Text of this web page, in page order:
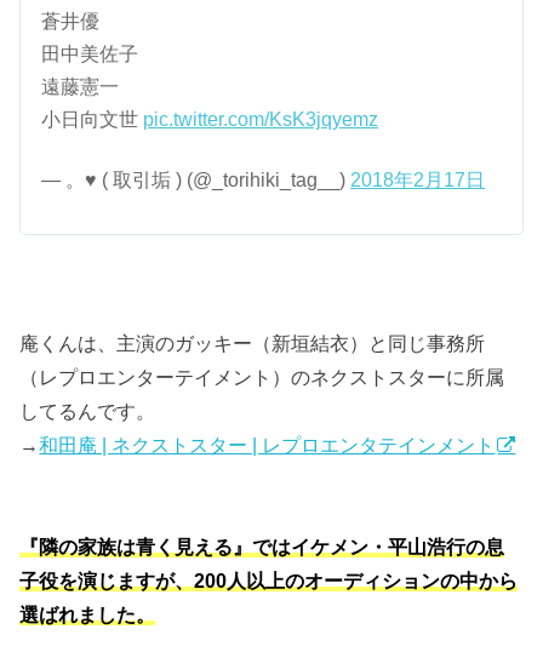
蒼井優
田中美佐子
遠藤憲一
小日向文世 pic.twitter.com/KsK3jqyemz
— 。♥ ( 取引垢 ) (@_torihiki_tag__) 2018年2月17日
庵くんは、主演のガッキー（新垣結衣）と同じ事務所
（レプロエンターテイメント）のネクストスターに所属
してるんです。
→和田庵 | ネクストスター | レプロエンタテインメント
『隣の家族は青く見える』ではイケメン・平山浩行の息
子役を演じますが、200人以上のオーディションの中から
選ばれました。